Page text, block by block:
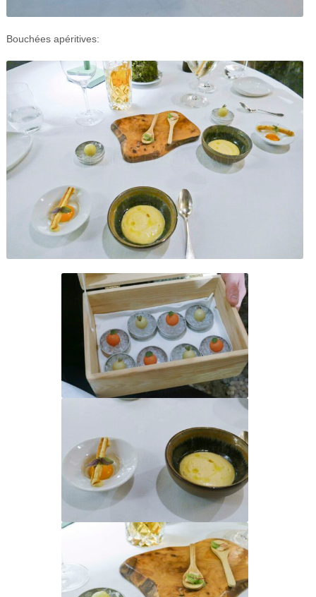
Bouchées apéritives: